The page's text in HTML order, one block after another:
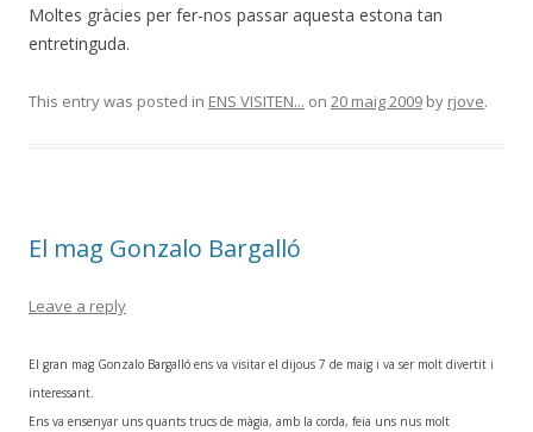
Moltes gràcies per fer-nos passar aquesta estona tan
entretinguda.
This entry was posted in ENS VISITEN... on 20 maig 2009 by rjove.
El mag Gonzalo Bargalló
Leave a reply
El gran mag Gonzalo Bargalló ens va visitar el dijous 7 de maig i va ser molt divertit i
interessant.
Ens va ensenyar uns quants trucs de màgia, amb la corda, feia uns nus molt